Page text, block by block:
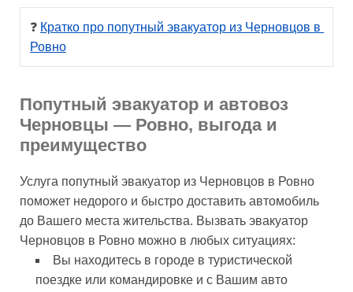
❓ Кратко про попутный эвакуатор из Черновцов в
Ровно
Попутный эвакуатор и автовоз
Черновцы — Ровно, выгода и
преимущество
Услуга попутный эвакуатор из Черновцов в Ровно
поможет недорого и быстро доставить автомобиль
до Вашего места жительства. Вызвать эвакуатор
Черновцов в Ровно можно в любых ситуациях:
Вы находитесь в городе в туристической
поездке или командировке и с Вашим авто